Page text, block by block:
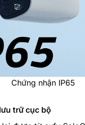
Chứng nhận IP65
trữ cục bộ